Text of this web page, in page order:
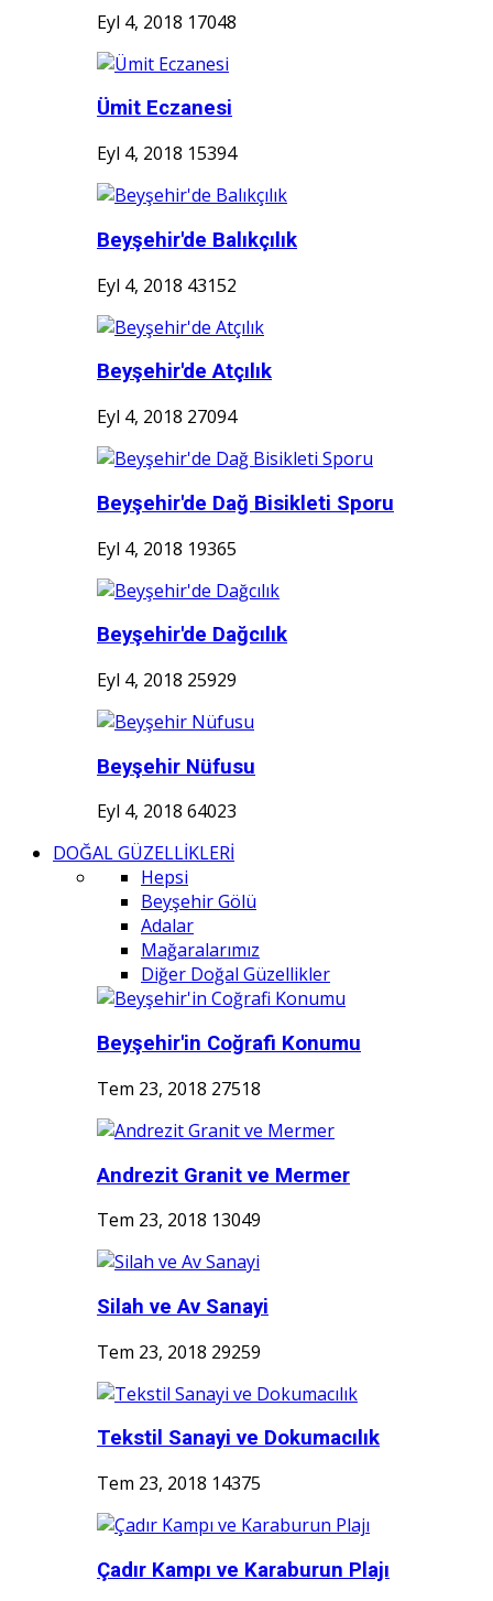
Eyl 4, 2018 17048
Ümit Eczanesi
Eyl 4, 2018 15394
Beyşehir'de Balıkçılık
Eyl 4, 2018 43152
Beyşehir'de Atçılık
Eyl 4, 2018 27094
Beyşehir'de Dağ Bisikleti Sporu
Eyl 4, 2018 19365
Beyşehir'de Dağcılık
Eyl 4, 2018 25929
Beyşehir Nüfusu
Eyl 4, 2018 64023
DOĞAL GÜZELLİKLERİ
Hepsi
Beyşehir Gölü
Adalar
Mağaralarımız
Diğer Doğal Güzellikler
Beyşehir'in Coğrafi Konumu
Tem 23, 2018 27518
Andrezit Granit ve Mermer
Tem 23, 2018 13049
Silah ve Av Sanayi
Tem 23, 2018 29259
Tekstil Sanayi ve Dokumacılık
Tem 23, 2018 14375
Çadır Kampı ve Karaburun Plajı